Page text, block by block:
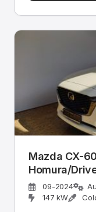
Mazda CX-
Homura/
P
09-2024
147 kW